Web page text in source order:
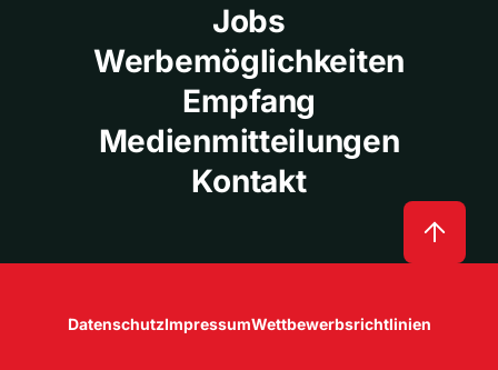
Jobs
Werbemöglichkeiten
Empfang
Medienmitteilungen
Kontakt
DatenschutzImpressumWettbewerbsrichtlinien